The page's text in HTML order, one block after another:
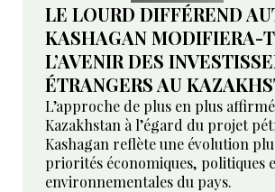
LE LOURD DIFFÉREND
KASHAGAN MODIFIERA-
L’AVENIR DES
ÉTRANGERS AU
L’approche de plus en plus
Kazakhstan à l’égard du projet
Kashagan reflète une évolution
priorités économiques, politiques
environnementales du pays.